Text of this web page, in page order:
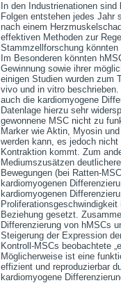
In den Industrienationen
Folgen entstehen jedes Jahr
nach einem
effektiven Methoden zur
Stammzellforschung
Im Besonderen könnten
Gewinnung sowie ihrer
einigen Studien wurden zum
vivo und in vitro
auch die kardiomyogene
Datenlage hierzu sehr
gewonnene MSC nicht zu
Marker wie Aktin, Myosin
werden kann, es jedoch
Kontraktion kommt. Zum
Mediumszusätzen
Bewegungen (bei Ratten-
kardiomyogenen
kardiomyogenen
Beziehung gesetzt.
Differenzierung von hMSCs
Steigerung der Expression
Kontroll-MSCs beobachtete
Möglicherweise ist eine
effizient und reproduzierbar
kardiomyogene